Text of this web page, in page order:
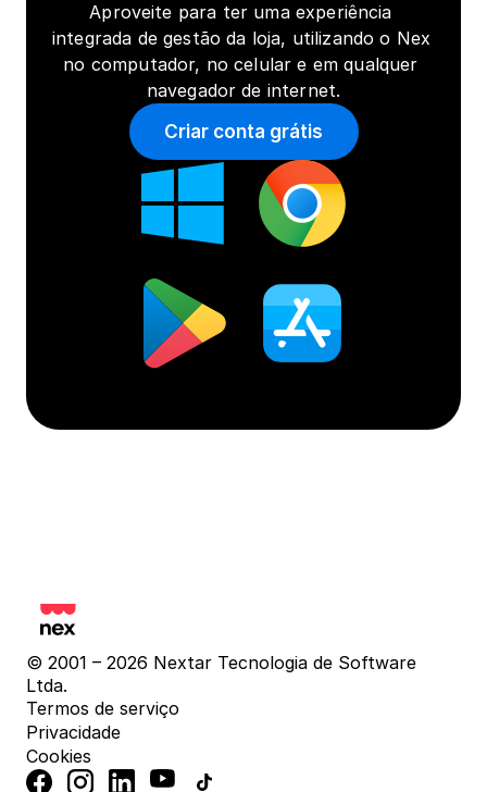
Aproveite para ter uma experiência
integrada de gestão da loja, utilizando o Nex
no computador, no celular e em qualquer
navegador de internet.
Criar conta grátis
© 2001 – 2026 Nextar Tecnologia de Software
Ltda.
Termos de serviço
Privacidade
Cookies